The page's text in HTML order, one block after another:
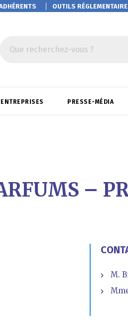
OUTILS
Que recherchez-vous ?
PRESSE-MÉDIA
–
M.